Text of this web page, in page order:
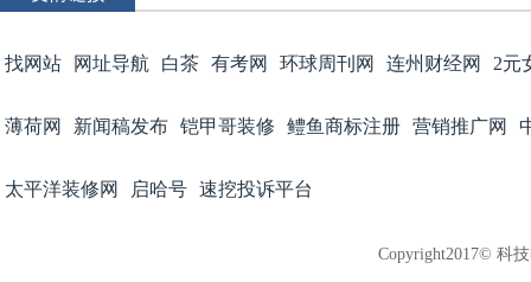
找网站 网址导航 白茶 有考网 环球周刊网 连州财经网 2元
薄荷网 新闻稿发布 铠甲哥装修 鳢鱼商标注册 营销推广网
太平洋装修网 启哈号 速挖投诉平台
Copyright2017© 科